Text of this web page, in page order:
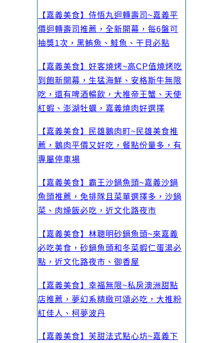
【嘉義美食】侍悟丸迴轉壽司~嘉義平
價迴轉壽司推薦，全新開幕，每6盤可
抽獎1次，黑鮪魚、鮭魚、干貝必點
【嘉義美食】好客燒烤~高CP值燒烤吃
到飽新開幕，生猛海鮮、安格斯牛無限
吃，還有啤酒暢飲，大推帝王蟹、天使
紅蝦、澎湖牡蠣，嘉義燒肉好選擇
【嘉義美食】民雄鵝肉町~民雄美食推
薦，鵝肉平價又好吃，餐點份量多，有
專屬停車場
【嘉義美食】霸王沙鍋魚頭~嘉義沙鍋
魚頭推薦，免排隊且菜單選擇多，沙鍋
菜、肉燥飯必吃，近文化路夜市
【嘉義美食】林聰明砂鍋魚頭~來嘉義
必吃美食，砂鍋魚頭和冬菜蝦仁蛋湯必
點，近文化路夜市、御香屋
【嘉義美食】幸福無限~私房澳洲甜點
店推薦，夢幻系精緻可頌必吃，大推粉
紅佳人、柯夢波丹
【嘉義美食】芙甜法式點心坊~嘉義下